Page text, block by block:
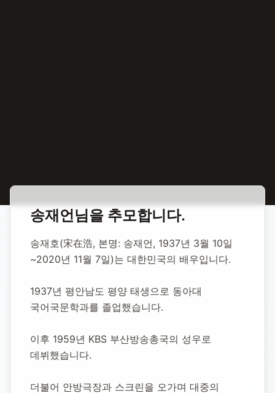
합동 추모 송재언(송재호) 배우
송재언(송재호)
배우
1937년 3월 10일-2020년 11월 7일
42,450
송재언님을 추모합니다.
송재호(宋在浩, 본명: 송재언, 1937년 3월 10일
~2020년 11월 7일)는 대한민국의 배우입니다.
1937년 평안남도 평양 태생으로 동아대
국어국문학과를 졸업했습니다.
이후 1959년 KBS 부산방송총국의 성우로
데뷔했습니다.
더불어 안방극장과 스크린을 오가며 대중의